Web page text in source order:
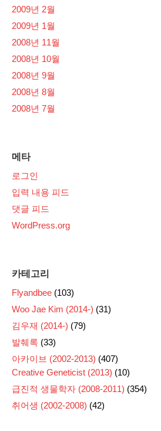
2009년 2월
2009년 1월
2008년 11월
2008년 10월
2008년 9월
2008년 8월
2008년 7월
메타
로그인
입력 내용 피드
댓글 피드
WordPress.org
카테고리
Flyandbee (103)
Woo Jae Kim (2014-) (31)
김우재 (2014-) (79)
발췌록 (33)
아카이브 (2002-2013) (407)
Creative Geneticist (2013) (10)
급진적 생물학자 (2008-2011) (354)
취어생 (2002-2008) (42)